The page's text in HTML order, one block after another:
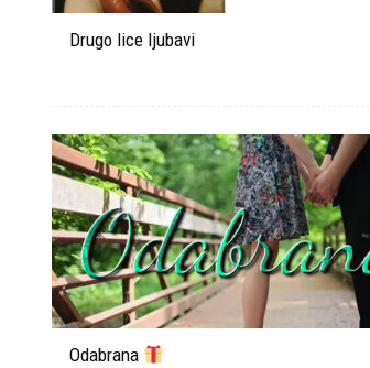
Drugo lice ljubavi
Odabrana